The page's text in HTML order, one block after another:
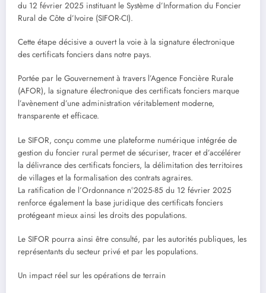
du 12 février 2025 instituant le Système d’Information du Foncier
Rural de Côte d’Ivoire (SIFOR-CI).
Cette étape décisive a ouvert la voie à la signature électronique
des certificats fonciers dans notre pays.
Portée par le Gouvernement à travers l’Agence Foncière Rurale
(AFOR), la signature électronique des certificats fonciers marque
l’avènement d’une administration véritablement moderne,
transparente et efficace.
Le SIFOR, conçu comme une plateforme numérique intégrée de
gestion du foncier rural permet de sécuriser, tracer et d’accélérer
la délivrance des certificats fonciers, la délimitation des territoires
de villages et la formalisation des contrats agraires.
La ratification de l’Ordonnance n°2025-85 du 12 février 2025
renforce également la base juridique des certificats fonciers
protégeant mieux ainsi les droits des populations.
Le SIFOR pourra ainsi être consulté, par les autorités publiques, les
représentants du secteur privé et par les populations.
Un impact réel sur les opérations de terrain